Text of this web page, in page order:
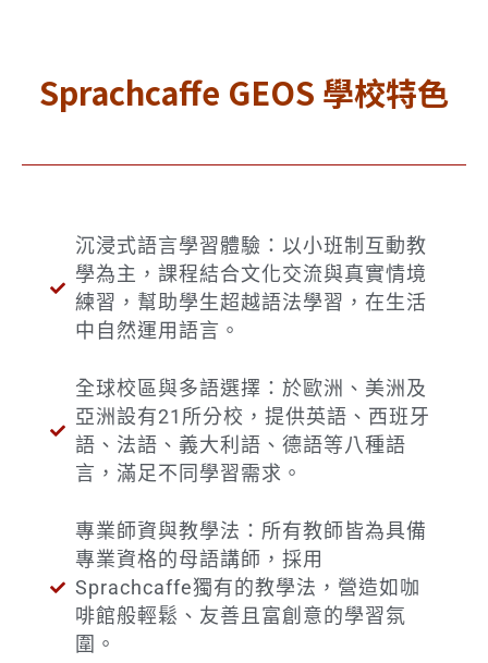
Sprachcaffe GEOS 學校特色
沉浸式語言學習體驗：以小班制互動教
學為主，課程結合文化交流與真實情境
練習，幫助學生超越語法學習，在生活
中自然運用語言。
全球校區與多語選擇：於歐洲、美洲及
亞洲設有21所分校，提供英語、西班牙
語、法語、義大利語、德語等八種語
言，滿足不同學習需求。
專業師資與教學法：所有教師皆為具備
專業資格的母語講師，採用
Sprachcaffe獨有的教學法，營造如咖
啡館般輕鬆、友善且富創意的學習氛
圍。